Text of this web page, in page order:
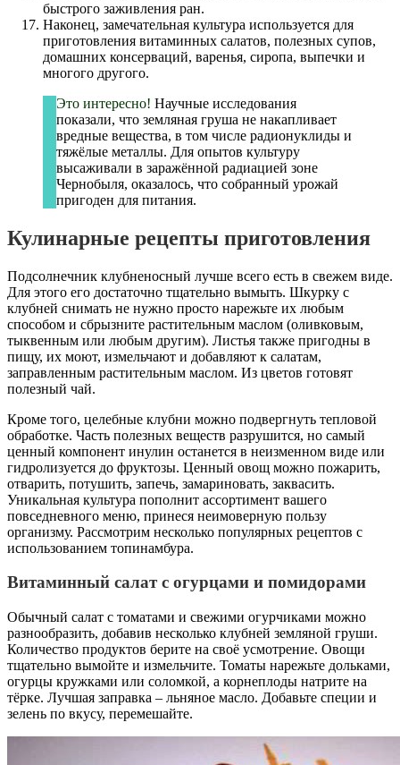
быстрого заживления ран.
Наконец, замечательная культура используется для
приготовления витаминных салатов, полезных супов,
домашних консерваций, варенья, сиропа, выпечки и
многого другого.
Это интересно! Научные исследования
показали, что земляная груша не накапливает
вредные вещества, в том числе радионуклиды и
тяжёлые металлы. Для опытов культуру
высаживали в заражённой радиацией зоне
Чернобыля, оказалось, что собранный урожай
пригоден для питания.
Кулинарные рецепты приготовления
Подсолнечник клубненосный лучше всего есть в свежем виде.
Для этого его достаточно тщательно вымыть. Шкурку с
клубней снимать не нужно просто нарежьте их любым
способом и сбрызните растительным маслом (оливковым,
тыквенным или любым другим). Листья также пригодны в
пищу, их моют, измельчают и добавляют к салатам,
заправленным растительным маслом. Из цветов готовят
полезный чай.
Кроме того, целебные клубни можно подвергнуть тепловой
обработке. Часть полезных веществ разрушится, но самый
ценный компонент инулин останется в неизменном виде или
гидролизуется до фруктозы. Ценный овощ можно пожарить,
отварить, потушить, запечь, замариновать, заквасить.
Уникальная культура пополнит ассортимент вашего
повседневного меню, принеся неимоверную пользу
организму. Рассмотрим несколько популярных рецептов с
использованием топинамбура.
Витаминный салат с огурцами и помидорами
Обычный салат с томатами и свежими огурчиками можно
разнообразить, добавив несколько клубней земляной груши.
Количество продуктов берите на своё усмотрение. Овощи
тщательно вымойте и измельчите. Томаты нарежьте дольками,
огурцы кружками или соломкой, а корнеплоды натрите на
тёрке. Лучшая заправка – льняное масло. Добавьте специи и
зелень по вкусу, перемешайте.